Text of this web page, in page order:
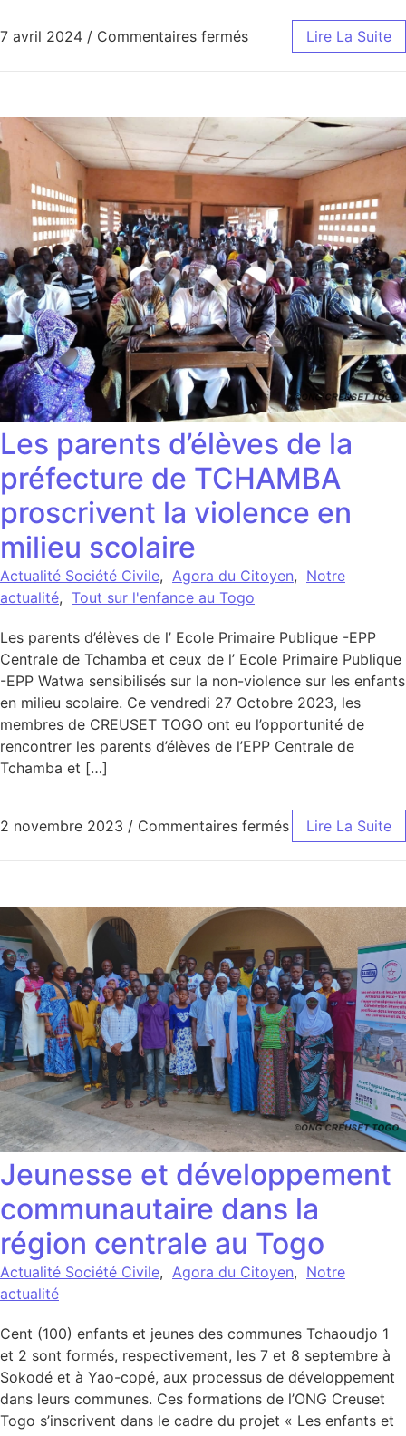
7 avril 2024 / Commentaires ferméssur Que cherches-tu
Lire La Suite
Les parents d’élèves de la
préfecture de TCHAMBA
proscrivent la violence en
milieu scolaire
Actualité Société Civile, Agora du Citoyen, Notre
actualité, Tout sur l'enfance au Togo
Les parents d’élèves de l’ Ecole Primaire Publique -EPP
Centrale de Tchamba et ceux de l’ Ecole Primaire Publique
-EPP Watwa sensibilisés sur la non-violence sur les enfants
en milieu scolaire. Ce vendredi 27 Octobre 2023, les
membres de CREUSET TOGO ont eu l’opportunité de
rencontrer les parents d’élèves de l’EPP Centrale de
Tchamba et […]
2 novembre 2023 / Commentaires ferméssur Les parents
Lire La Suite
Jeunesse et développement
communautaire dans la
région centrale au Togo
Actualité Société Civile, Agora du Citoyen, Notre
actualité
Cent (100) enfants et jeunes des communes Tchaoudjo 1
et 2 sont formés, respectivement, les 7 et 8 septembre à
Sokodé et à Yao-copé, aux processus de développement
dans leurs communes. Ces formations de l’ONG Creuset
Togo s’inscrivent dans le cadre du projet « Les enfants et